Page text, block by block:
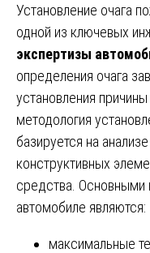
Установление очага
одной из ключевых
экспертизы
определения очага
установления
методология
базируется на
конструктивных
средства. Основными
автомобиле являются:
максимальные